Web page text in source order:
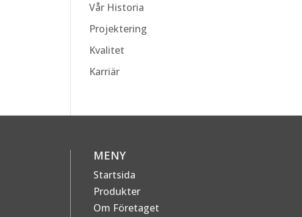
Vår Historia
Projektering
Kvalitet
Karriär
MENY
Startsida
Produkter
Om Företaget